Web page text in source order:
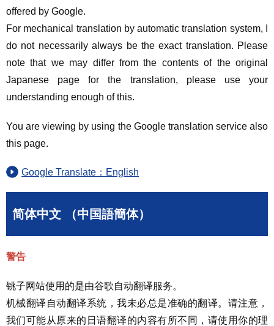
offered by Google.
For mechanical translation by automatic translation system, I
do not necessarily always be the exact translation. Please
note that we may differ from the contents of the original
Japanese page for the translation, please use your
understanding enough of this.
You are viewing by using the Google translation service also
this page.
Google Translate：English
简体中文 （中国語簡体）
警告
铫子网站使用的是由谷歌自动翻译服务。
机械翻译自动翻译系统，我未必总是准确的翻译。请注意，
我们可能从原来的日语翻译的内容有所不同，请使用你的理